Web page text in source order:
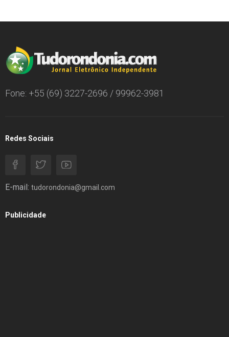
Fone: +55 (69) 3227-2696 / 99962-3981
Redes Sociais
E-mail: tudorondonia@gmail.com
Publicidade